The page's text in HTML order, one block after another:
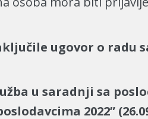
ugovor o radu
u saradnji sa
2022” (